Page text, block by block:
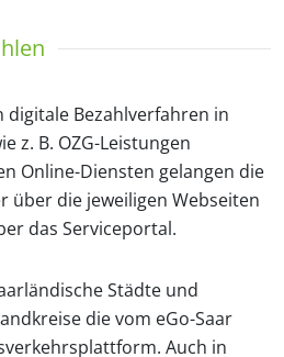
Bezahlverfahren in
z. B. OZG-Leistungen
Online-Diensten gelangen die
über die jeweiligen Webseiten
das Serviceportal.
Städte und
die vom eGo-Saar
Auch in